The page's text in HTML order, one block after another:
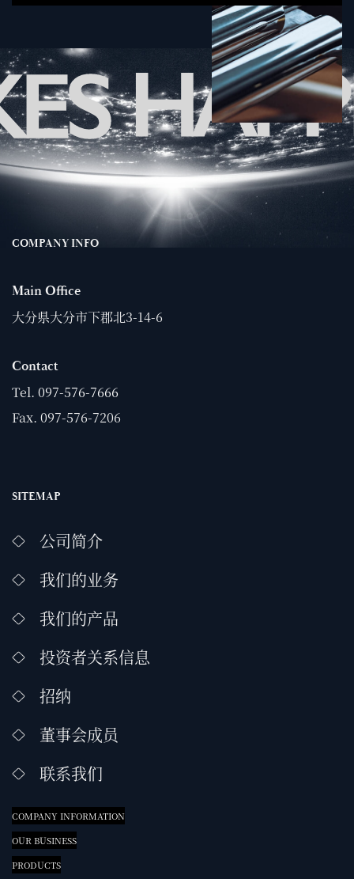
COMPANY INFO
Main Office
大分県大分市下郡北3-14-6
Contact
Tel. 097-576-7666
Fax. 097-576-7206
SITEMAP
公司简介
我们的业务
我们的产品
投资者关系信息
招纳
董事会成员
联系我们
COMPANY INFORMATION
OUR BUSINESS
PRODUCTS